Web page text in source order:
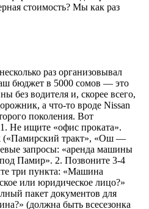
стоимость? Мы как раз
раз организовывал
бюджет в 5000 сомов — это
без водителя и, скорее всего,
а что-то вроде Nissan
поколения. Вот
Не ищите «офис проката».
(«Памирский тракт», «Ош —
запросы: «аренда машины
Памир». 2. Позвоните 3-4
три пункта: «Машина
или юридическое лицо?»
пакет документов для
(должна быть всесезонка